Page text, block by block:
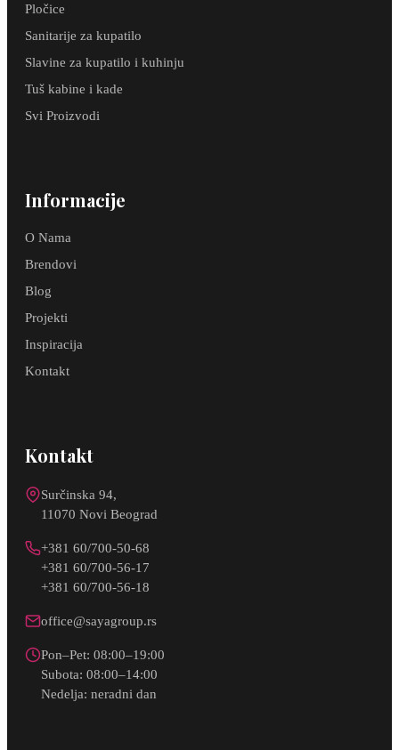
Pločice
Sanitarije za kupatilo
Slavine za kupatilo i kuhinju
Tuš kabine i kade
Svi Proizvodi
Informacije
O Nama
Brendovi
Blog
Projekti
Inspiracija
Kontakt
Kontakt
Surčinska 94,
11070 Novi Beograd
+381 60/700-50-68
+381 60/700-56-17
+381 60/700-56-18
office@sayagroup.rs
Pon–Pet: 08:00–19:00
Subota: 08:00–14:00
Nedelja: neradni dan